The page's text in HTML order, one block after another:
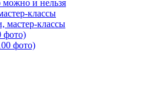
классы
фото)